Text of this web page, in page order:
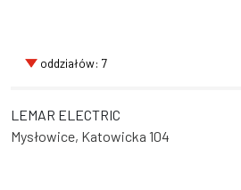
oddziałów: 7
LEMAR ELECTRIC
Mysłowice, Katowicka 104